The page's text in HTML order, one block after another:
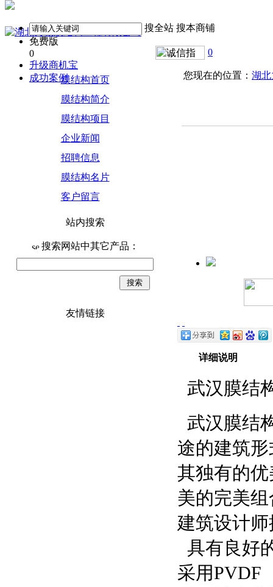
搜全站 搜本商铺
免费版
0
升级商机宝
成功案例
0
膜结构首页
膜结构简介
膜结构项目
企业新闻
招聘信息
膜结构名片
客户留言
站内搜索
搜索网站中其它产品：
友情链接
您现在的位置： 湖
详细说明
武汉膜结
武汉膜结
途的建筑
其独有的
美的完美
建筑设计
具有良好
采用PVDF